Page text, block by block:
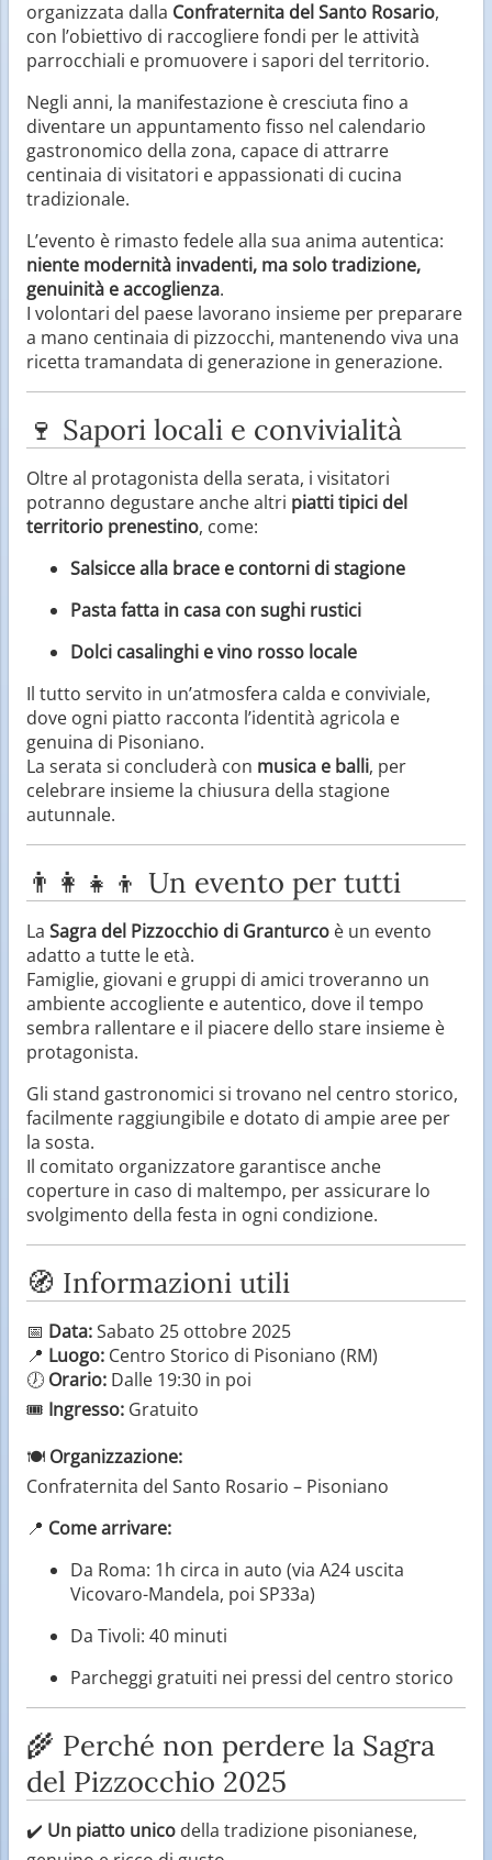
organizzata dalla Confraternita del Santo Rosario,
con l’obiettivo di raccogliere fondi per le attività
parrocchiali e promuovere i sapori del territorio.
Negli anni, la manifestazione è cresciuta fino a
diventare un appuntamento fisso nel calendario
gastronomico della zona, capace di attrarre
centinaia di visitatori e appassionati di cucina
tradizionale.
L’evento è rimasto fedele alla sua anima autentica:
niente modernità invadenti, ma solo tradizione,
genuinità e accoglienza.
I volontari del paese lavorano insieme per preparare
a mano centinaia di pizzocchi, mantenendo viva una
ricetta tramandata di generazione in generazione.
🍷 Sapori locali e convivialità
Oltre al protagonista della serata, i visitatori
potranno degustare anche altri piatti tipici del
territorio prenestino, come:
Salsicce alla brace e contorni di stagione
Pasta fatta in casa con sughi rustici
Dolci casalinghi e vino rosso locale
Il tutto servito in un’atmosfera calda e conviviale,
dove ogni piatto racconta l’identità agricola e
genuina di Pisoniano.
La serata si concluderà con musica e balli, per
celebrare insieme la chiusura della stagione
autunnale.
👨‍👩‍👧‍👦 Un evento per tutti
La Sagra del Pizzocchio di Granturco è un evento
adatto a tutte le età.
Famiglie, giovani e gruppi di amici troveranno un
ambiente accogliente e autentico, dove il tempo
sembra rallentare e il piacere dello stare insieme è
protagonista.
Gli stand gastronomici si trovano nel centro storico,
facilmente raggiungibile e dotato di ampie aree per
la sosta.
Il comitato organizzatore garantisce anche
coperture in caso di maltempo, per assicurare lo
svolgimento della festa in ogni condizione.
🧭 Informazioni utili
📅 Data:Sabato 25 ottobre 2025
📍 Luogo: Centro Storico di Pisoniano (RM)
🕖 Orario: Dalle 19:30 in poi
🎟️ Ingresso: Gratuito
🍽️ Organizzazione:
Confraternita del Santo Rosario – Pisoniano
📍 Come arrivare:
Da Roma: 1h circa in auto (via A24 uscita
Vicovaro-Mandela, poi SP33a)
Da Tivoli: 40 minuti
Parcheggi gratuiti nei pressi del centro storico
🌾 Perché non perdere la Sagra
del Pizzocchio 2025
✔️ Un piatto unico della tradizione pisonianese,